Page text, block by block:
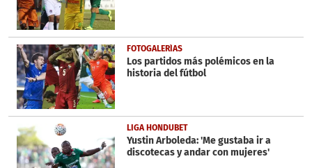
FOTOGALERÍAS
Los partidos más polémicos en la
historia del fútbol
LIGA HONDUBET
Yustin Arboleda: 'Me gustaba ir a
discotecas y andar con mujeres'